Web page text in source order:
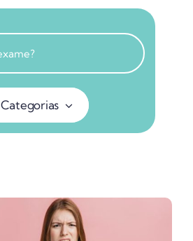
Categorias